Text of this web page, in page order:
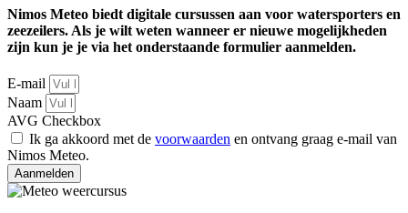
Nimos Meteo biedt digitale cursussen aan voor watersporters en
zeezeilers. Als je wilt weten wanneer er nieuwe mogelijkheden
zijn kun je je via het onderstaande formulier aanmelden.
E-mail
Naam
AVG Checkbox
Ik ga akkoord met de voorwaarden en ontvang graag e-mail van
Nimos Meteo.
Aanmelden